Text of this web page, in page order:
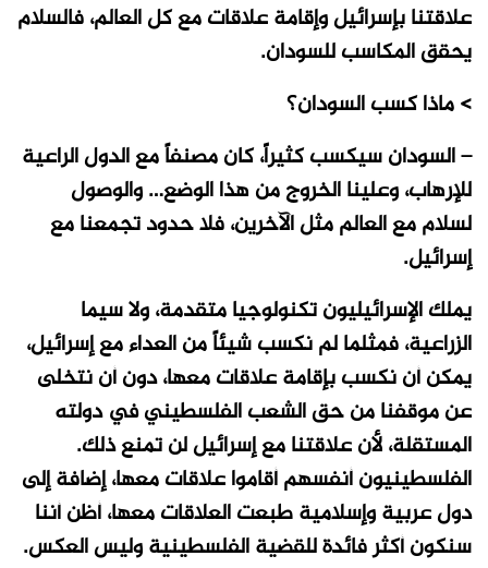
علاقتنا بإسرائيل وإقامة علاقات مع كل العالم، فالسلام
يحقق المكاسب للسودان.
> ماذا كسب السودان؟
– السودان سيكسب كثيراً، كان مصنفاً مع الدول الراعية
للإرهاب، وعلينا الخروج من هذا الوضع… والوصول
لسلام مع العالم مثل الآخرين، فلا حدود تجمعنا مع
إسرائيل.
يملك الإسرائيليون تكنولوجيا متقدمة، ولا سيما
الزراعية، فمثلما لم نكسب شيئاً من العداء مع إسرائيل،
يمكن أن نكسب بإقامة علاقات معها، دون أن نتخلى
عن موقفنا من حق الشعب الفلسطيني في دولته
المستقلة، لأن علاقتنا مع إسرائيل لن تمنع ذلك.
الفلسطينيون أنفسهم أقاموا علاقات معها، إضافة إلى
دول عربية وإسلامية طبعت العلاقات معها، أظن أننا
سنكون أكثر فائدة للقضية الفلسطينية وليس العكس.